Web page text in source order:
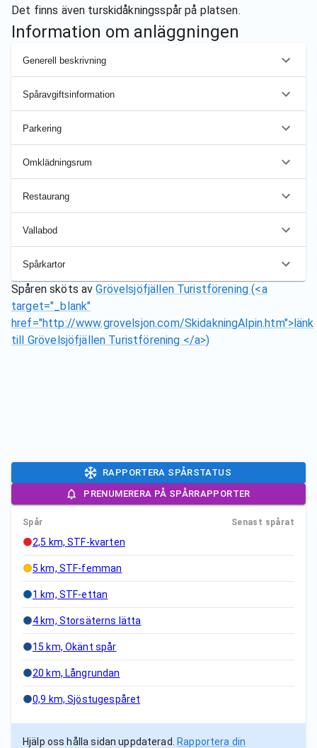
Det finns även turskidåkningsspår på platsen.
Information om anläggningen
Generell beskrivning
Spåravgiftsinformation
Parkering
Omklädningsrum
Restaurang
Vallabod
Spårkartor
Spåren sköts av Grövelsjöfjällen Turistförening (<a
target="_blank"
href="http://www.grovelsjon.com/SkidakningAlpin.htm">länk
till Grövelsjöfjällen Turistförening </a>)
RAPPORTERA SPÅRSTATUS
PRENUMERERA PÅ SPÅRRAPPORTER
Spår Senast spårat
2,5 km, STF-kvarten
5 km, STF-femman
1 km, STF-ettan
4 km, Storsäterns lätta
15 km, Okänt spår
20 km, Långrundan
0,9 km, Sjöstugespåret
Hjälp oss hålla sidan uppdaterad.
Rapportera din